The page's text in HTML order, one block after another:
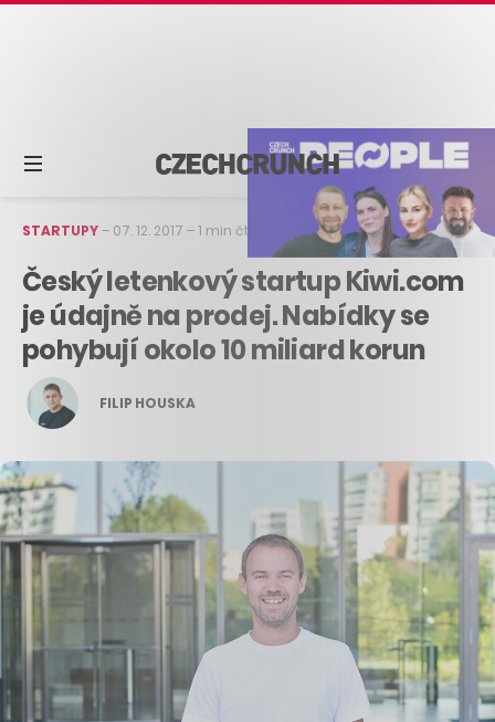
STARTUPY– 07. 12. 2017 –1 min čtení
Český letenkový startup Kiwi.com
je údajně na prodej. Nabídky se
pohybují okolo 10 miliard korun
FILIP HOUSKA